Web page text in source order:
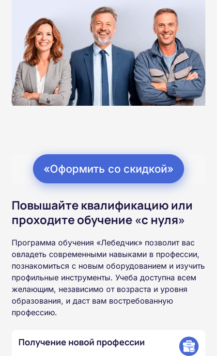
«Оформить со скидкой»
Повышайте квалификацию или
проходите обучение «с нуля»
Программа обучения «Лебедчик» позволит вас
овладеть современными навыками в профессии,
познакомиться с новым оборудованием и изучить
профильные инструменты. Учеба доступна всем
желающим, независимо от возраста и уровня
образования, и даст вам востребованную
профессию.
Получение новой профессии